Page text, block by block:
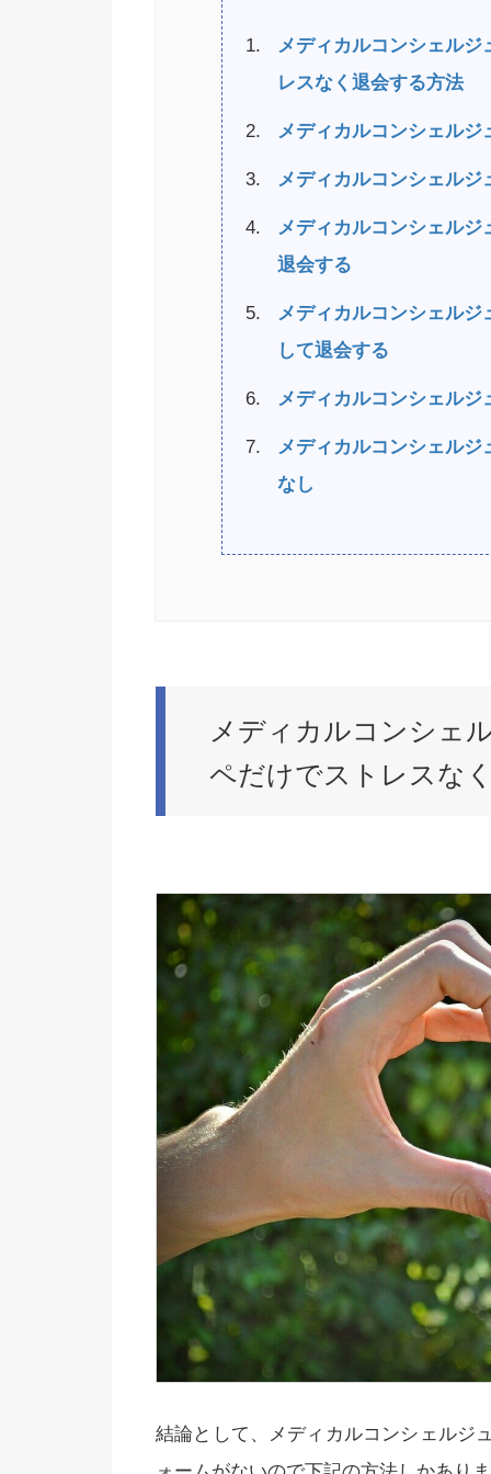
メディカルコンシェル
レスなく退会する方法
メディカルコンシェル
メディカルコンシェル
メディカルコンシェル
退会する
メディカルコンシェル
して退会する
メディカルコンシェル
メディカルコンシェル
なし
メディカルコンシェ
ペだけでストレスな
結論として、メディカルコンシェルジ